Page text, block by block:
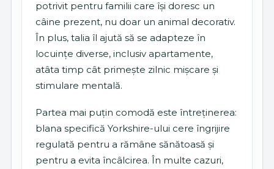
potrivit pentru familii care își doresc un
câine prezent, nu doar un animal decorativ.
În plus, talia îl ajută să se adapteze în
locuințe diverse, inclusiv apartamente,
atâta timp cât primește zilnic mișcare și
stimulare mentală.
Partea mai puțin comodă este întreținerea:
blana specifică Yorkshire-ului cere îngrijire
regulată pentru a rămâne sănătoasă și
pentru a evita încâlcirea. În multe cazuri,